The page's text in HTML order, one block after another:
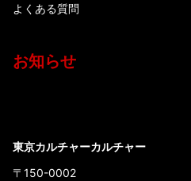
よくある質問
お知らせ
東京カルチャーカルチャー
〒150-0002